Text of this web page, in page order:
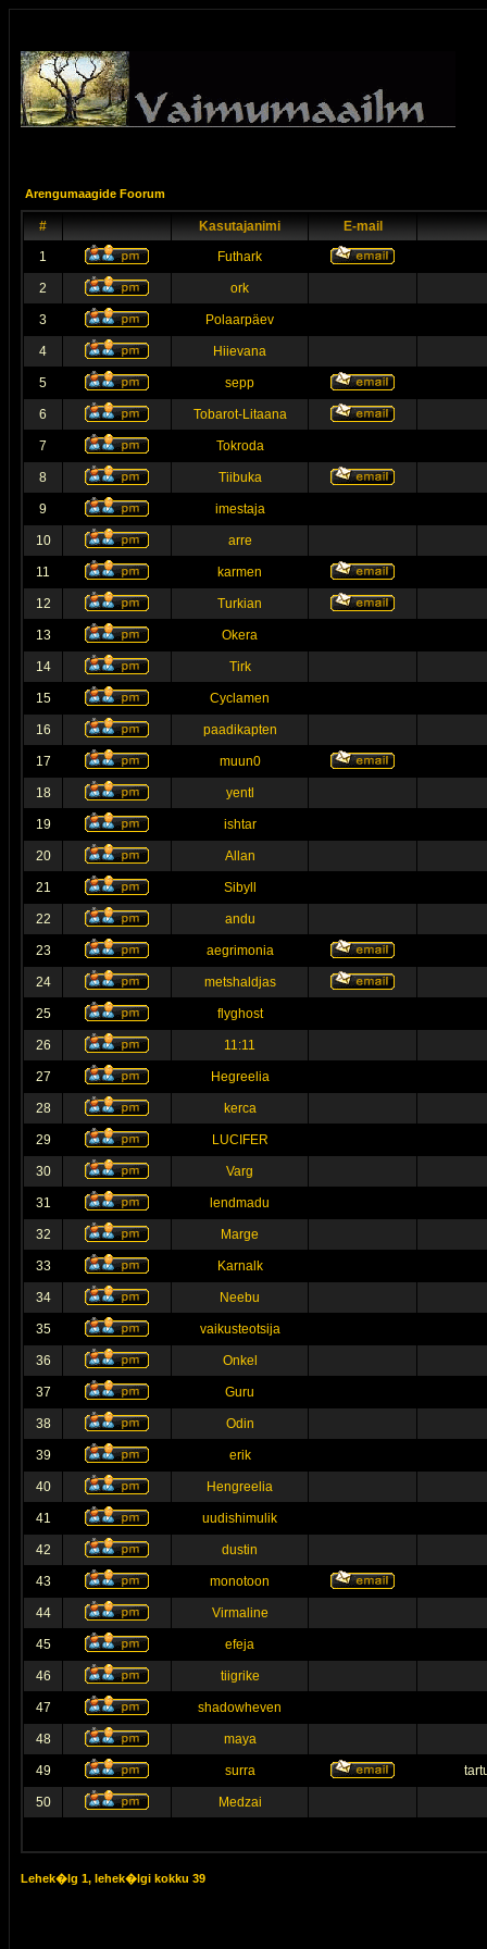
Arengumaagide Foorum
# Kasutajanimi
E-mail
1
Futhark
2 ork
3 Polaarpäev
4 Hiievana
5 sepp
6 Tobarot-Litaana
7 Tokroda
8 Tiibuka
9 imestaja
10 arre
11 karmen
12 Turkian
13 Okera
14 Tirk
15 Cyclamen
16 paadikapten
17 muun0
18 yentl
19 ishtar
20 Allan
21 Sibyll
22 andu
23 aegrimonia
24 metshaldjas
25 flyghost
26 11:11
27 Hegreelia
28 kerca
29 LUCIFER
30 Varg
31 lendmadu
32 Marge
33 Karnalk
34 Neebu
35 vaikusteotsija
36 Onkel
37 Guru
38 Odin
39 erik
40 Hengreelia
41 uudishimulik
42 dustin
43 monotoon
44 Virmaline
45 efeja
46 tiigrike
47 shadowheven
48 maya
49 surra
50 Medzai
Lehek�lg 1, lehek�lgi kokku 39